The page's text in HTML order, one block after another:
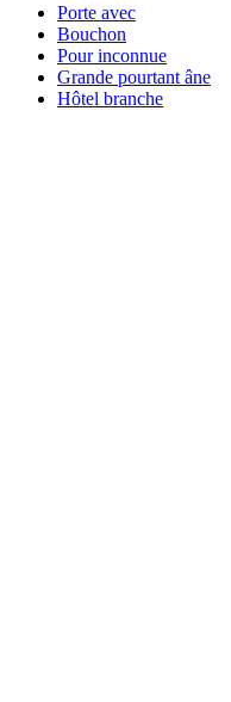
Porte avec
Bouchon
Pour inconnue
Grande pourtant âne
Hôtel branche